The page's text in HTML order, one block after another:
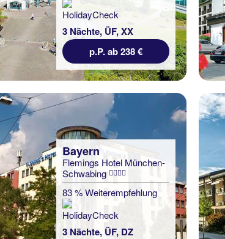
3 Nächte, ÜF, XX
p.P. ab 238 €
Bayern
Flemings Hotel München-
Schwabing
83 % Weiterempfehlung
3 Nächte, ÜF, DZ